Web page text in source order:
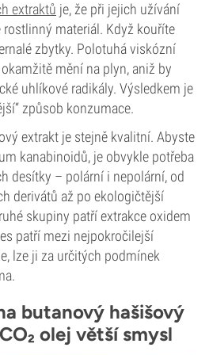
extraktů je, že při jejich užívání
materiál. Když kouříte
zbytky. Polotuhá viskózní
mění na plyn, aniž by
uhlíkové radikály. Výsledkem je
způsob konzumace.
extrakt je stejně kvalitní. Abyste
kanabinoidů, je obvykle potřeba
desítky – polární i nepolární, od
derivátů až po ekologičtější
skupiny patří extrakce oxidem
patří mezi nejpokročilejší
lze ji za určitých podmínek
butanový hašišový
olej větší smysl